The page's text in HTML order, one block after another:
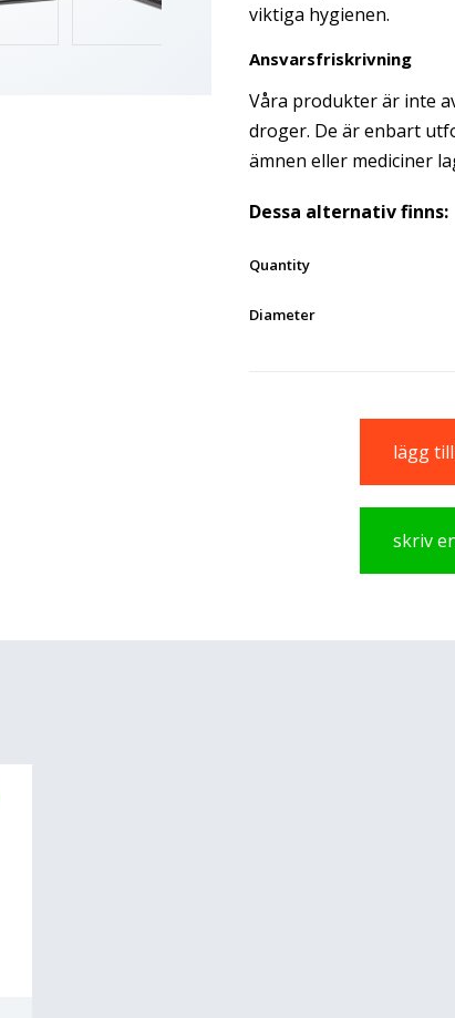
viktiga hygienen.
Ansvarsfriskrivning
Våra produkter är inte
droger. De är enbart
ämnen eller mediciner
Dessa alternativ finns:
Quantity
Diameter
lägg
skriv